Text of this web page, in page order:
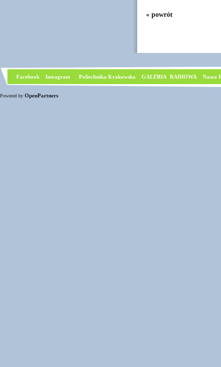
« powrót
Facebook Instagram Poliechnika Krakowska GALERIA RADIOWA Nasza
Powered by OpenPartners